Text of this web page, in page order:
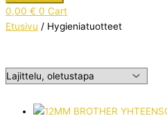
0,00 € 0 Cart
Etusivu / Hygieniatuotteet